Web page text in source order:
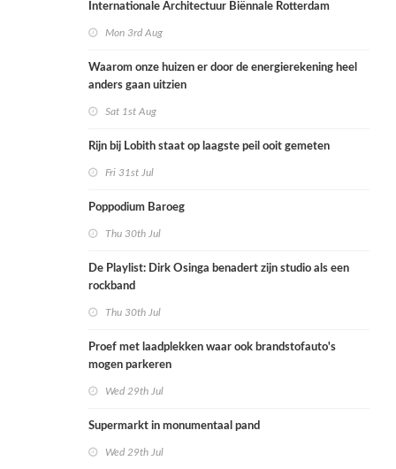
Internationale Architectuur Biënnale Rotterdam
Mon 3rd Aug
Waarom onze huizen er door de energierekening heel
anders gaan uitzien
Sat 1st Aug
Rijn bij Lobith staat op laagste peil ooit gemeten
Fri 31st Jul
Poppodium Baroeg
Thu 30th Jul
De Playlist: Dirk Osinga benadert zijn studio als een
rockband
Thu 30th Jul
Proef met laadplekken waar ook brandstofauto's
mogen parkeren
Wed 29th Jul
Supermarkt in monumentaal pand
Wed 29th Jul